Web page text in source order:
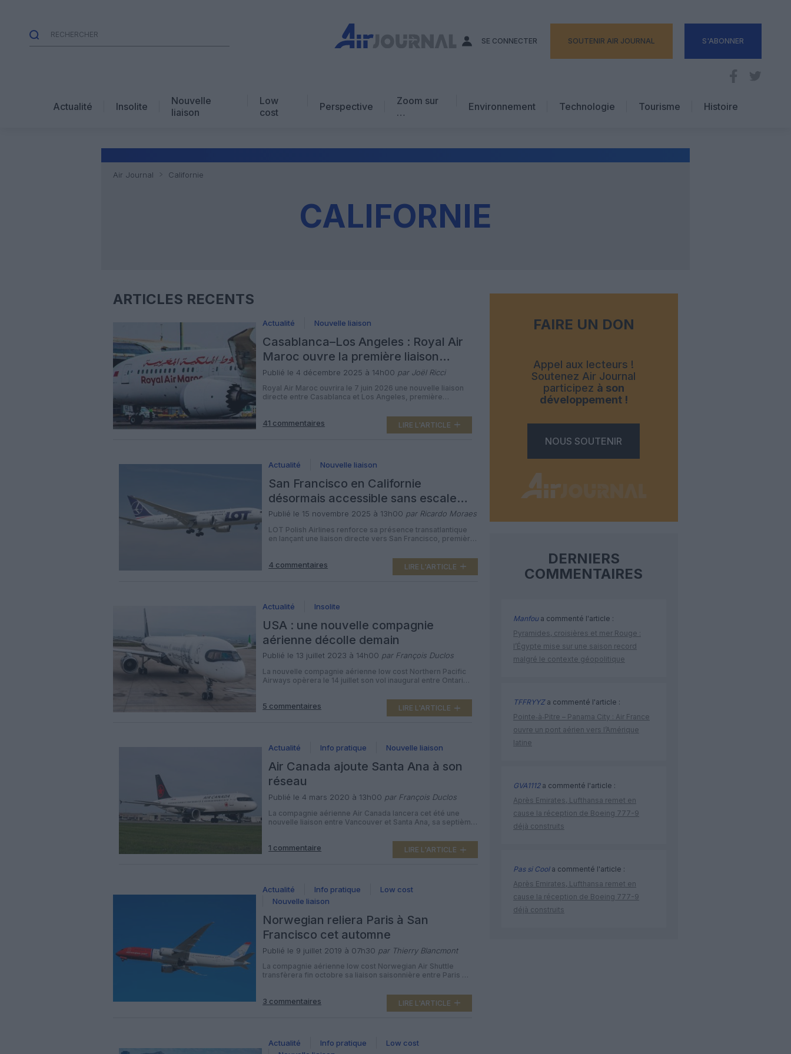
SE CONNECTER SOUTENIR AIR JOURNAL S'ABONNER
Actualité Insolite
Nouvelle
liaison
Low
cost
Perspective
Zoom sur
…
Vidéo
Environnement Technologie
Tourisme
Hôtellerie
Histoire
Air Journal Californie
CALIFORNIE
ARTICLES RÉCENTS
Actualité Nouvelle liaison
Casablanca–Los Angeles : Royal Air
Maroc ouvre la première liaison
directe Afrique–côte Pacifique
Publié le 4 décembre 2025 à 14h00 par Joël Ricci
Royal Air Maroc ouvrira le 7 juin 2026 une nouvelle liaison
directe entre Casablanca et Los Angeles, première
des États‑Unis, opérée en Boeing 787 Dreamliner trois fois
par semaine. Dès le 7 juin 2026, Royal Air Maroc proposera
trois vols hebdomadaires Casablanca–Los Angeles, d’une
41 commentaires LIRE L'ARTICLE
Actualité Nouvelle liaison
San Francisco en Californie
désormais accessible sans escale
depuis la Pologne avec LOT Polish
Airlines
Publié le 15 novembre 2025 à 13h00 par Ricardo Moraes
LOT Polish Airlines renforce sa présence transatlantique
en lançant une liaison directe vers San Francisco, première
6 mai 2026, permettant aux voyageurs européens un
accès simplifié au cœur technologique et culturel de la baie
4 commentaires LIRE L'ARTICLE
Actualité Insolite
USA : une nouvelle compagnie
aérienne décolle demain
Publié le 13 juillet 2023 à 14h00 par François Duclos
La nouvelle compagnie aérienne low cost Northern Pacific
Airways opèrera le 14 juillet son vol inaugural entre Ontario
des opérations vers l’Asie. Evoquée pour la première fois
en juillet 2021 par FLOAT Shuttle, déjà propriétaire de Ravn
Alaska (ex-Ravn Air mise sous protection contre […]
5 commentaires LIRE L'ARTICLE
Actualité Info pratique Nouvelle liaison
Air Canada ajoute Santa Ana à son
réseau
Publié le 4 mars 2020 à 13h00 par François Duclos
La compagnie aérienne Air Canada lancera cet été une
nouvelle liaison entre Vancouver et Santa Ana, sa septième
réserve d’autorisations aéroportuaires, la compagnie
nationale canadienne proposera un vol quotidien entre sa
base de Vancouver et l’aéroport d’Orange County-John
1 commentaire LIRE L'ARTICLE
Actualité Info pratique
Low cost
Nouvelle liaison
Norwegian reliera Paris à San
Francisco cet automne
Publié le 9 juillet 2019 à 07h30 par Thierry Blancmont
La compagnie aérienne low cost Norwegian Air Shuttle
transfèrera fin octobre sa liaison saisonnière entre Paris et
déjà fait au départ de Londres. Du 28 octobre 2019 au 27
mars 2020, la spécialiste norvégienne du vol pas cher
continuera à proposer deux vols par semaine entre […]
3 commentaires LIRE L'ARTICLE
Actualité Info pratique
Low cost
FAIRE UN DON
Appel aux lecteurs !
Soutenez Air Journal
participez à son
développement !
NOUS SOUTENIR
DERNIERS
COMMENTAIRES
Manfoua commenté l'article :
Pyramides, croisières et mer Rouge :
l’Égypte mise sur une saison record
malgré le contexte géopolitique
TFFRYYZa commenté l'article :
Pointe‑à‑Pitre – Panama City : Air France
ouvre un pont aérien vers l’Amérique
latine
GVA1112a commenté l'article :
Après Emirates, Lufthansa remet en
cause la réception de Boeing 777-9
déjà construits
Pas si Coola commenté l'article :
Après Emirates, Lufthansa remet en
cause la réception de Boeing 777-9
déjà construits